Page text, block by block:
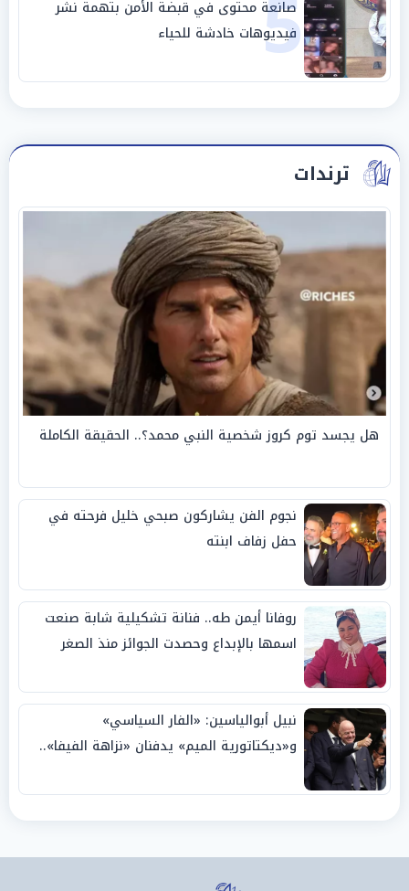
صانعة محتوى في قبضة الأمن بتهمة نشر
فيديوهات خادشة للحياء
ترندات
هل يجسد توم كروز شخصية النبي محمد؟.. الحقيقة الكاملة
نجوم الفن يشاركون صبحي خليل فرحته في
حفل زفاف ابنته
روفانا أيمن طه.. فنانة تشكيلية شابة صنعت
اسمها بالإبداع وحصدت الجوائز منذ الصغر
نبيل أبوالياسين: «الفار السياسي»
و«ديكتاتورية الميم» يدفنان «نزاهة الفيفا»..